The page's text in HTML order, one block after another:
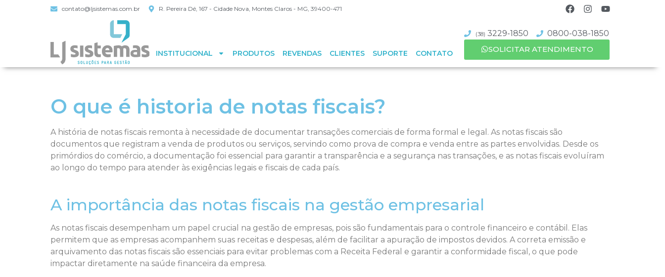
contato@ljsistemas.com.br R. Pereira Dé, 167 - Cidade Nova, Montes Claros - MG, 39400-471
INSTITUCIONAL PRODUTOS REVENDAS CLIENTES SUPORTE CONTATO
(38) 3229-1850
0800-038-1850
SOLICITAR ATENDIMENTO
O que é historia de notas fiscais?
A história de notas fiscais remonta à necessidade de documentar transações comerciais de forma formal e legal. As notas fiscais são
documentos que registram a venda de produtos ou serviços, servindo como prova de compra e venda entre as partes envolvidas. Desde os
primórdios do comércio, a documentação foi essencial para garantir a transparência e a segurança nas transações, e as notas fiscais evoluíram
ao longo do tempo para atender às exigências legais e fiscais de cada país.
A importância das notas fiscais na gestão empresarial
As notas fiscais desempenham um papel crucial na gestão de empresas, pois são fundamentais para o controle financeiro e contábil. Elas
permitem que as empresas acompanhem suas receitas e despesas, além de facilitar a apuração de impostos devidos. A correta emissão e
arquivamento das notas fiscais são essenciais para evitar problemas com a Receita Federal e garantir a conformidade fiscal, o que pode
impactar diretamente na saúde financeira da empresa.